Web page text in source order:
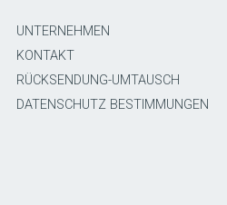
UNTERNEHMEN
KONTAKT
RÜCKSENDUNG-UMTAUSCH
DATENSCHUTZ BESTIMMUNGEN